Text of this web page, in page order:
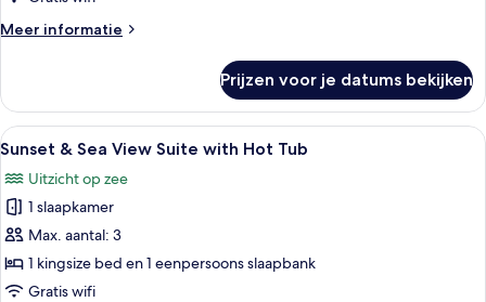
Tub
Meer informatie
Meer
View
Suite
with
Tub
Prijzen voor je datums bekijken
Alle
foto's
voor
Sunset
&
Sea
View
Een terras met een hottub, een
24
Sunset & Sea View Suite with Hot Tub
Uitzicht op zee
1 slaapkamer
Max. aantal: 3
1 kingsize bed en 1 eenpersoons slaapbank
Gratis wifi